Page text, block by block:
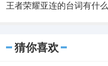
猜你喜欢